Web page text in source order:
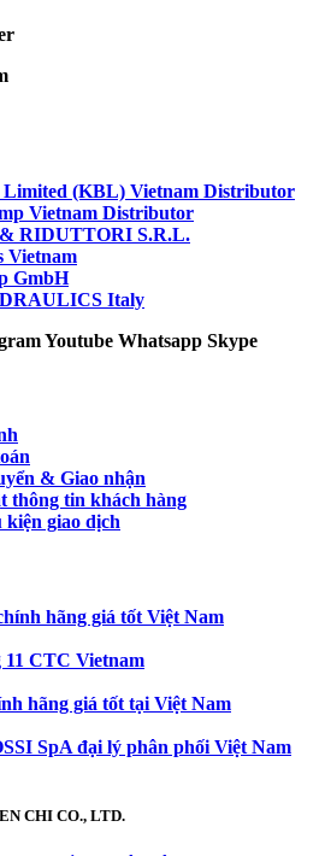
(KBL) Vietnam Distributor
Vietnam Distributor
RIDUTTORI S.R.L.
Vietnam
GmbH
Italy
Youtube Whatsapp Skype
& Giao nhận
thông tin khách hàng
giao dịch
hãng giá tốt Việt Nam
CTC Vietnam
hãng giá tốt tại Việt Nam
SpA đại lý phân phối Việt Nam
CHI CO., LTD.